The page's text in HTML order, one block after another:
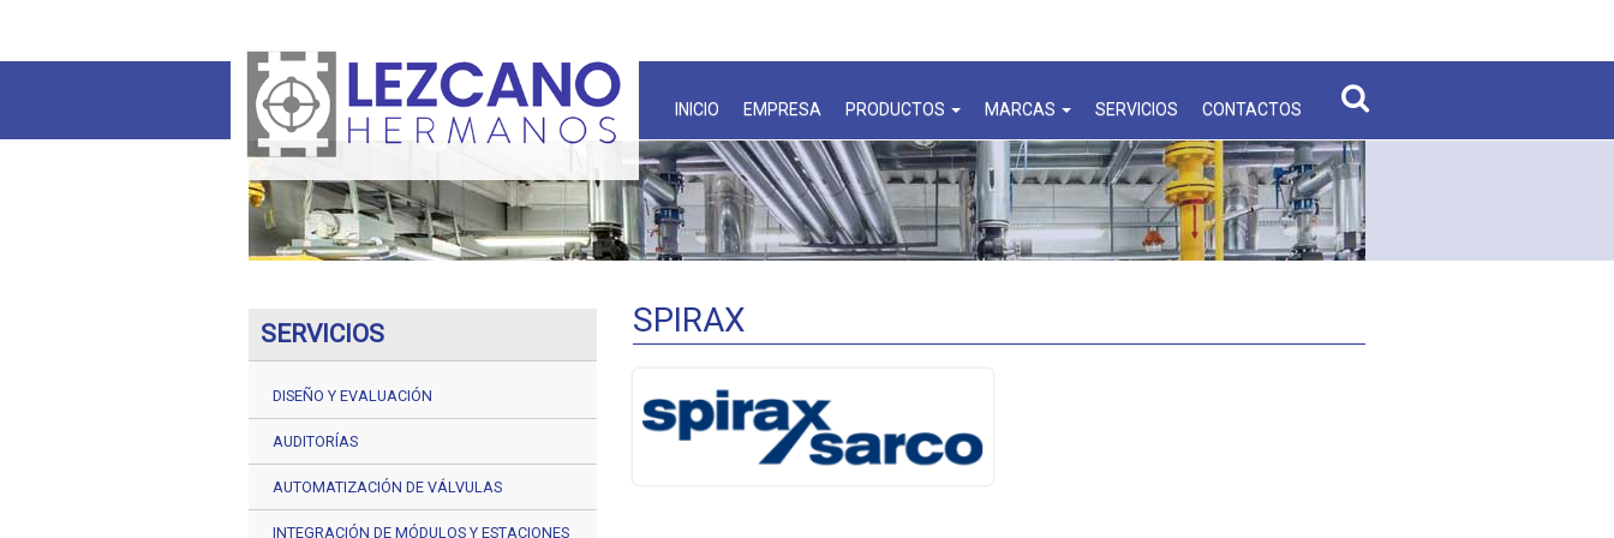
INICIO EMPRESA PRODUCTOS MARCAS SERVICIOS CONTACTOS
SERVICIOS
DISEÑO Y EVALUACIÓN
AUDITORÍAS
AUTOMATIZACIÓN DE VÁLVULAS
INTEGRACIÓN DE MÓDULOS Y ESTACIONES
SPIRAX